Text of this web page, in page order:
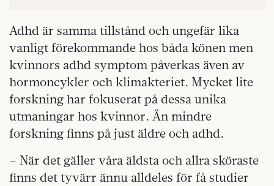
Adhd är samma tillstånd och ungefär lika
vanligt förekommande hos båda könen men
kvinnors adhd symptom påverkas även av
hormoncykler och klimakteriet. Mycket lite
forskning har fokuserat på dessa unika
utmaningar hos kvinnor. Än mindre
forskning finns på just äldre och adhd.
– När det gäller våra äldsta och allra sköraste
finns det tyvärr ännu alldeles för få studier